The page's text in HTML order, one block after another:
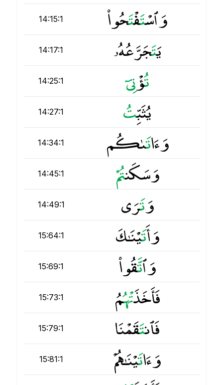
14:15:1 وَٱسْتَفْتَحُوا۟
14:17:1 يَتَجَرَّعُهُۥ
14:25:1 تُؤْت
14:27:1 يُثَبِّت
14:34:1 وَءَاتَىٰكُم
14:45:1 وَسَكَنت
14:49:1 وَتَرَى
15:64:1 وَأَتَيْنَـٰكَ
15:69:1 وَٱتَّقُوا۟
15:73:1 فَأَخَذَتْهُمُ
15:79:1 فَٱنتَقَمْنَا
15:81:1 وَءَاتَيْنَـٰهُمْ